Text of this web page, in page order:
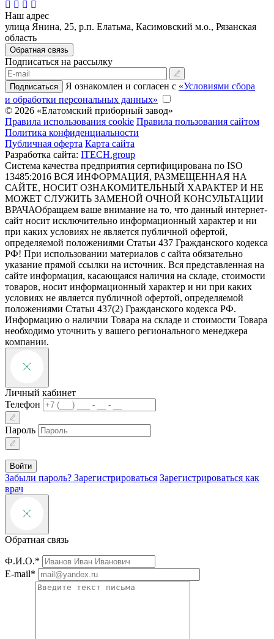
Наш адрес
улица Янина, 25, р.п. Елатьма, Касимовский м.о., Рязанская
область
Обратная связь
Подписаться на рассылку
Подписаться Я ознакомлен и согласен с «Условиями сбора
и обработки персональных данных»
© 2026 «Елатомский приборный завод»
Правила использования cookie Правила пользования сайтом
Политика конфиденциальности
Публичная оферта Карта сайта
Разработка сайта: ITECH.group
Система качества предприятия сертифицирована по ISO
13485:2016 ВСЯ ИНФОРМАЦИЯ, РАЗМЕЩЕННАЯ НА
САЙТЕ, НОСИТ ОЗНАКОМИТЕЛЬНЫЙ ХАРАКТЕР И НЕ
МОЖЕТ СЛУЖИТЬ ЗАМЕНОЙ ОЧНОЙ КОНСУЛЬТАЦИИ
ВРАЧАОбращаем ваше внимание на то, что данный интернет-
сайт носит исключительно информационный характер и ни
при каких условиях не является публичной офертой,
определяемой положениями Статьи 437 Гражданского кодекса
РФ! При использовании материалов с сайта обязательно
указание прямой ссылки на источник. Вся представленная на
сайте информация, касающаяся наличия на складе, стоимости
товаров, носит информационный характер и ни при каких
условиях не является публичной офертой, определяемой
положениями Статьи 437(2) Гражданского кодекса РФ.
Информацию о наличии Товара на складе и стоимости Товара
необходимо уточнить у вашего регионального менеджера
компании.
Личный кабинет
Телефон
Пароль
Войти
Забыли пароль? Зарегистрироваться Зарегистрироваться как
врач
Обратная связь
Ф.И.О.*
E-mail*